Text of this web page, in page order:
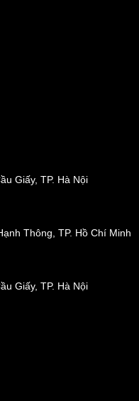
Giấy, TP. Hà Nội
Thông, TP. Hồ Chí Minh
Giấy, TP. Hà Nội